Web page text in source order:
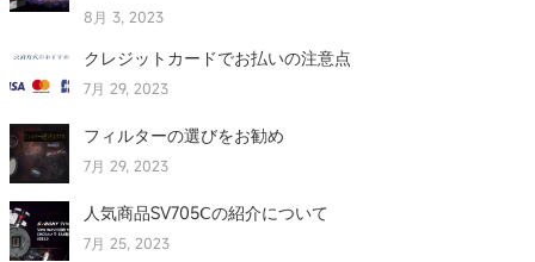
8月 3, 2023
クレジットカードでお払いの注意点
7月 29, 2023
フィルターの選びをお勧め
7月 29, 2023
人気商品SV705Ⅽの紹介について
7月 25, 2023